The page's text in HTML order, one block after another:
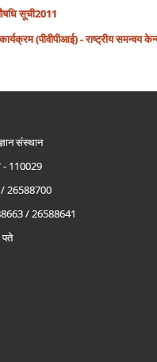
औषधि सूची2011
(पीवीपीआई) - राष्‍ट्रीय समन्‍वय
संस्थान
- 110029
26588700
/ 26588641
पते